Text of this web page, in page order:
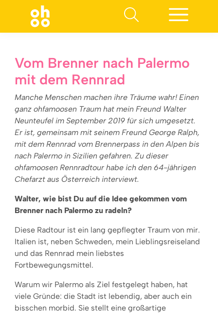
Vom Brenner nach Palermo
mit dem Rennrad
Manche Menschen machen ihre Träume wahr! Einen
ganz ohfamoosen Traum hat mein Freund Walter
Neunteufel im September 2019 für sich umgesetzt.
Er ist, gemeinsam mit seinem Freund George Ralph,
mit dem Rennrad vom Brennerpass in den Alpen bis
nach Palermo in Sizilien gefahren. Zu dieser
ohfamoosen Rennradtour habe ich den 64-jährigen
Chefarzt aus Österreich interviewt.
Walter, wie bist Du auf die Idee gekommen vom
Brenner nach Palermo zu radeln?
Diese Radtour ist ein lang gepflegter Traum von mir.
Italien ist, neben Schweden, mein Lieblingsreiseland
und das Rennrad mein liebstes
Fortbewegungsmittel.
Warum wir Palermo als Ziel festgelegt haben, hat
viele Gründe: die Stadt ist lebendig, aber auch ein
bisschen morbid. Sie stellt eine großartige